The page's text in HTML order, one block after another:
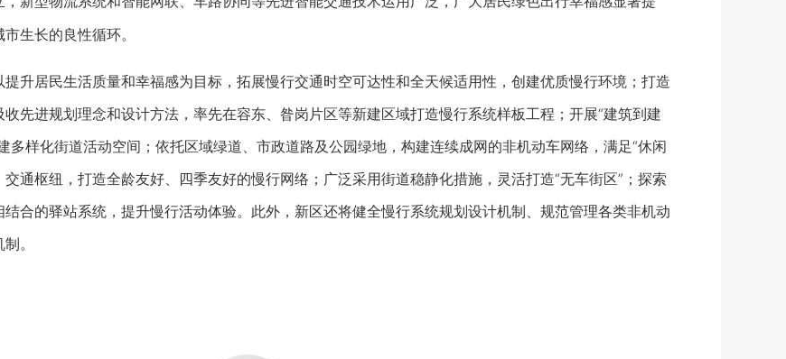
生长的良性循环。
居民生活质量和幸福感为目标，拓展慢行交通时空可达性和全天候适用性，创建优质慢行环境；打造
先进规划理念和设计方法，率先在容东、昝岗片区等新建区域打造慢行系统样板工程；开展“建筑到建
多样化街道活动空间；依托区域绿道、市政道路及公园绿地，构建连续成网的非机动车网络，满足“休闲
通枢纽，打造全龄友好、四季友好的慢行网络；广泛采用街道稳静化措施，灵活打造“无车街区”；探索
合的驿站系统，提升慢行活动体验。此外，新区还将健全慢行系统规划设计机制、规范管理各类非机动
。